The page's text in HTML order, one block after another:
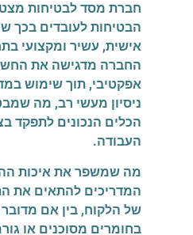
חברת מסד לבטיחות
הבטיחות לעובדים בכך
אישית, עשיר ומקצועי
החברה מדגישה את
אפקטיבי, תוך שימוש
ניסיון מעשי רב, מה
הכלים הנכונים לתפקד
העבודה.
מה שמשפר את איכות
המדריכים להתאים את
של הלקוח, בין אם
בחומרים מסוכנים או